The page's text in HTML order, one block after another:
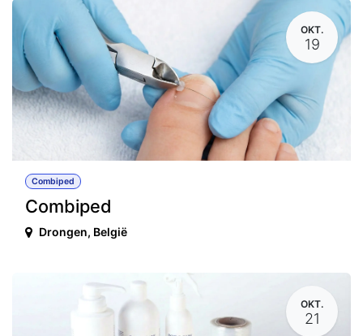
OKT.
19
Combiped
Combiped
Drongen, België
OKT.
21